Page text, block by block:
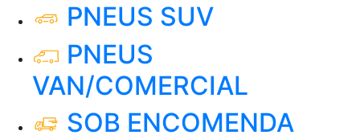
PNEUS SUV
PNEUS
VAN/COMERCIAL
SOB ENCOMENDA